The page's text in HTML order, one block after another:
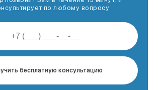
по любому вопросу
бесплатную консультацию